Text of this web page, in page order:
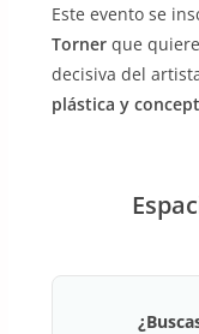
Este evento se
Tornerque
decisiva del
plástica y